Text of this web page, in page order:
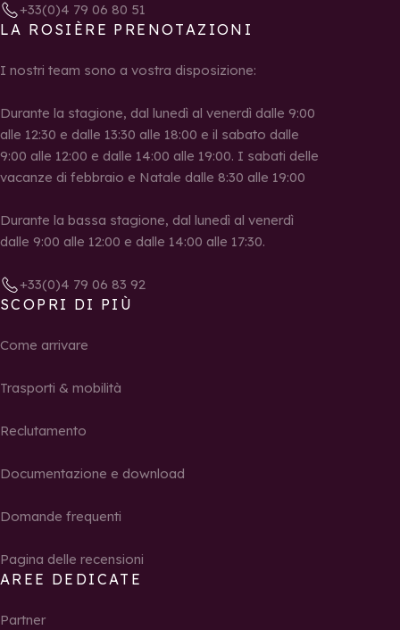
+33(0)4 79 06 80 51
LA ROSIÈRE PRENOTAZIONI
I nostri team sono a vostra disposizione:
Durante la stagione, dal lunedì al venerdì dalle 9:00
alle 12:30 e dalle 13:30 alle 18:00 e il sabato dalle
9:00 alle 12:00 e dalle 14:00 alle 19:00. I sabati delle
vacanze di febbraio e Natale dalle 8:30 alle 19:00
Durante la bassa stagione, dal lunedì al venerdì
dalle 9:00 alle 12:00 e dalle 14:00 alle 17:30.
+33(0)4 79 06 83 92
SCOPRI DI PIÙ
Come arrivare
Trasporti & mobilità
Reclutamento
Documentazione e download
Domande frequenti
Pagina delle recensioni
AREE DEDICATE
Partner